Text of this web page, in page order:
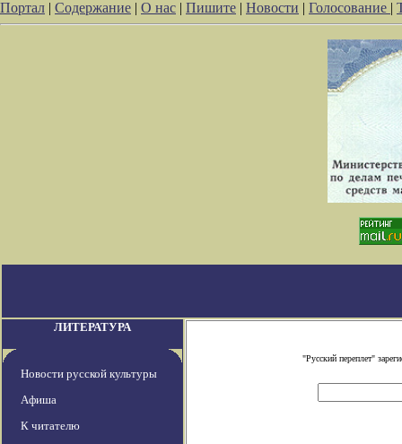
Портал | Содержание | О нас | Пишите | Новости | Голосование |
ЛИТЕРАТУРА
Новости русской культуры
Афиша
К читателю
"Русский переплет"